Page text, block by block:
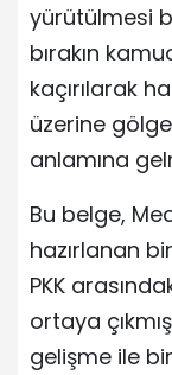
yürütülmesi
bırakın
kaçırılarak
üzerine
anlamına
Bu belge,
hazırlanan
PKK
ortaya
gelişme ile